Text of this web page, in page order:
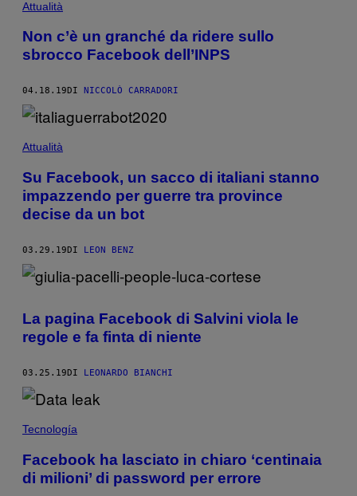
Attualità
Non c’è un granché da ridere sullo
sbrocco Facebook dell’INPS
04.18.19 DI NICCOLÒ CARRADORI
Attualità
Su Facebook, un sacco di italiani stanno
impazzendo per guerre tra province
decise da un bot
03.29.19DI LEON BENZ
La pagina Facebook di Salvini viola le
regole e fa finta di niente
03.25.19 DI LEONARDO BIANCHI
Tecnología
Facebook ha lasciato in chiaro ‘centinaia
di milioni’ di password per errore